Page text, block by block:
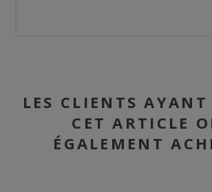
LES CLIENTS AYANT
CET ARTICLE
ÉGALEMENT